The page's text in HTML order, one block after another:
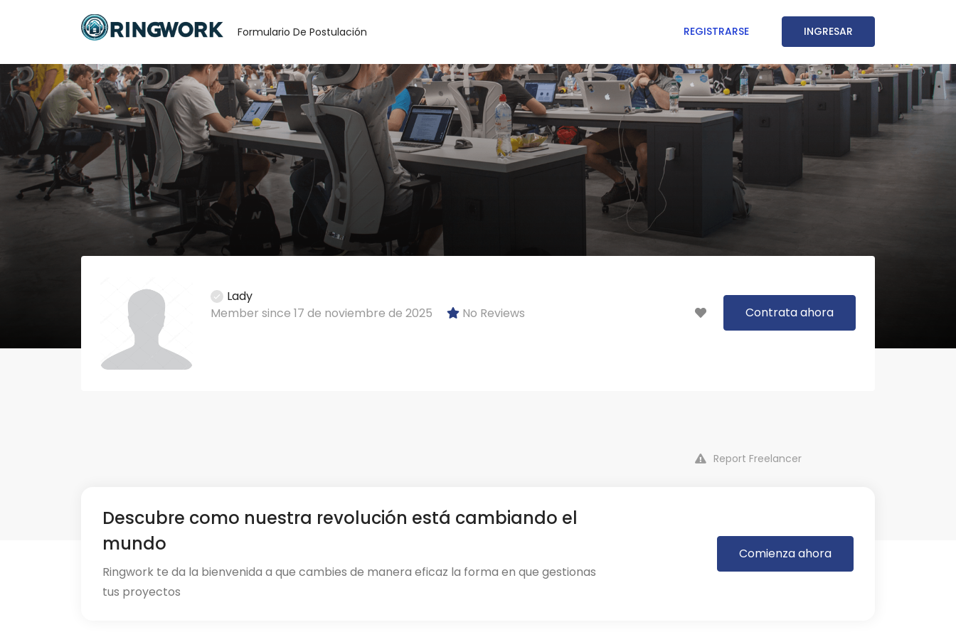
Formulario De Postulación REGISTRARSE INGRESAR
Lady
Member since 17 de noviembre de 2025
No Reviews Contrata ahora
Report Freelancer
Descubre como nuestra revolución está cambiando el
mundo
Ringwork te da la bienvenida a que cambies de manera eficaz la forma en que gestionas
tus proyectos
Comienza ahora